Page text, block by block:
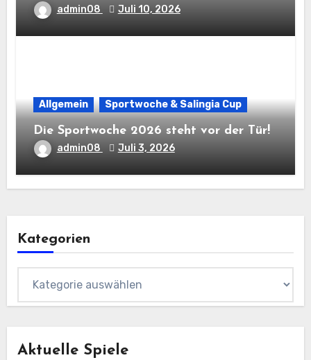
admin08 Juli 10, 2026
Allgemein Sportwoche & Salingia Cup
Die Sportwoche 2026 steht vor der Tür!
admin08 Juli 3, 2026
Kategorien
Aktuelle Spiele